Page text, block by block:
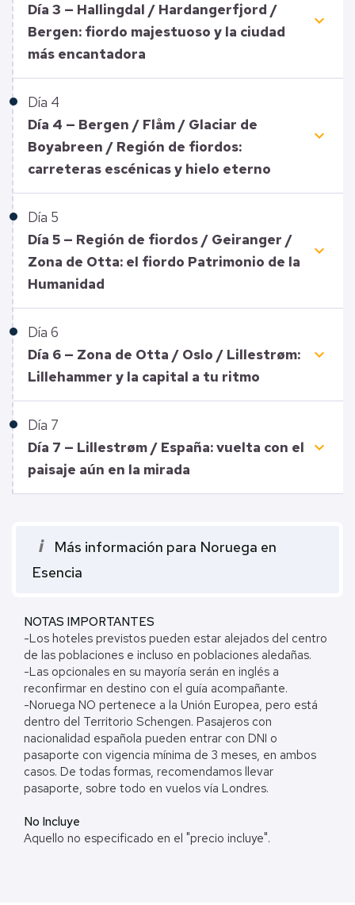
Día 3 — Hallingdal / Hardangerfjord /
Bergen: fiordo majestuoso y la ciudad
más encantadora
keyboard_arrow_down
Día 4
Día 4 — Bergen / Flåm / Glaciar de
Boyabreen / Región de fiordos:
carreteras escénicas y hielo eterno
keyboard_arrow_down
Día 5
Día 5 — Región de fiordos / Geiranger /
Zona de Otta: el fiordo Patrimonio de la
Humanidad
keyboard_arrow_down
Día 6
Día 6 — Zona de Otta / Oslo / Lillestrøm:
Lillehammer y la capital a tu ritmo
keyboard_arrow_down
Día 7
Día 7 — Lillestrøm / España: vuelta con el
paisaje aún en la mirada
keyboard_arrow_down
i
Más información para Noruega en
Esencia
NOTAS IMPORTANTES
-Los hoteles previstos pueden estar alejados del centro
de las poblaciones e incluso en poblaciones aledañas.
-Las opcionales en su mayoría serán en inglés a
reconfirmar en destino con el guía acompañante.
-Noruega NO pertenece a la Unión Europea, pero está
dentro del Territorio Schengen. Pasajeros con
nacionalidad española pueden entrar con DNI o
pasaporte con vigencia mínima de 3 meses, en ambos
casos. De todas formas, recomendamos llevar
pasaporte, sobre todo en vuelos vía Londres.
No Incluye
Aquello no especificado en el "precio incluye".